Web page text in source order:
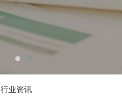
行业资讯